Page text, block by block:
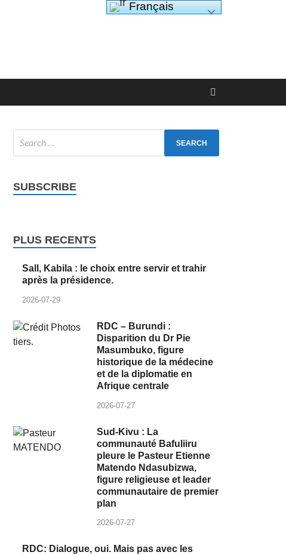
SUBSCRIBE
PLUS RECENTS
Sall, Kabila : le choix entre servir et trahir
après la présidence.
2026-07-29
RDC – Burundi :
Disparition du Dr Pie
Masumbuko, figure
historique de la médecine
et de la diplomatie en
Afrique centrale
2026-07-27
Sud-Kivu : La
communauté Bafuliiru
pleure le Pasteur Etienne
Matendo Ndasubizwa,
figure religieuse et leader
communautaire de premier
plan
2026-07-27
RDC: Dialogue, oui. Mais pas avec les
Français